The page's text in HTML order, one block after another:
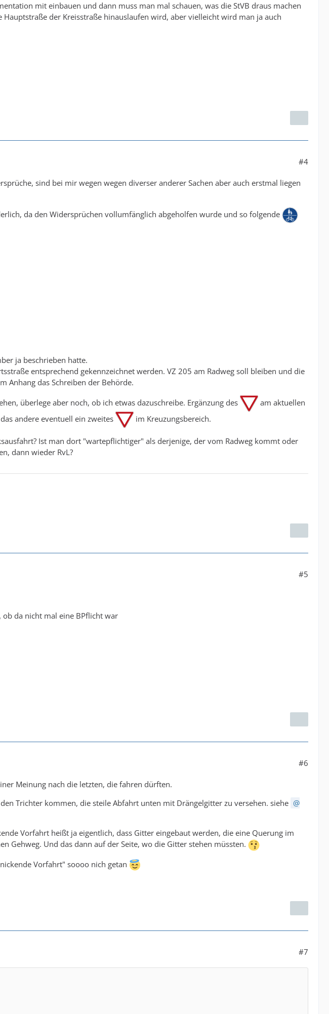
mit einbauen und dann muss man mal schauen, was die StVB draus machen
der Kreisstraße hinauslaufen wird, aber vielleicht wird man ja auch
#4
sind bei mir wegen wegen diverser anderer Sachen aber auch erstmal liegen
da den Widersprüchen vollumfänglich abgeholfen wurde und so folgende
ja beschrieben hatte.
entsprechend gekennzeichnet werden. VZ 205 am Radweg soll bleiben und die
Anhang das Schreiben der Behörde.
überlege aber noch, ob ich etwas dazuschreibe. Ergänzung des
am aktuellen
andere eventuell ein zweites
im Kreuzungsbereich.
Ist man dort "wartepflichtiger" als derjenige, der vom Radweg kommt oder
dann wieder RvL?
#5
da nicht mal eine BPflicht war
#6
Meinung nach die letzten, die fahren dürften.
Trichter kommen, die steile Abfahrt unten mit Drängelgitter zu versehen. siehe
Vorfahrt heißt ja eigentlich, dass Gitter eingebaut werden, die eine Querung im
Gehweg. Und das dann auf der Seite, wo die Gitter stehen müssten.
Vorfahrt" soooo nich getan
#7